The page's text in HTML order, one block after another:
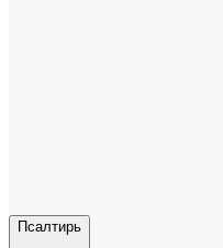
Псалтирь